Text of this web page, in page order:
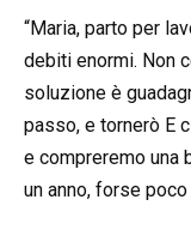
“Maria, parto per
debiti enormi. Non
soluzione è
passo, e tornerò E
e compreremo una
un anno, forse